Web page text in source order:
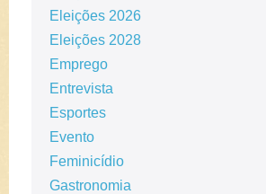
Eleições 2026
Eleições 2028
Emprego
Entrevista
Esportes
Evento
Feminicídio
Gastronomia